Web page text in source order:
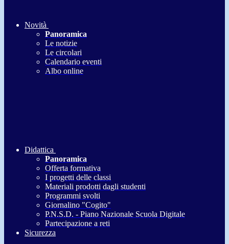
Novità
Panoramica
Le notizie
Le circolari
Calendario eventi
Albo online
Didattica
Panoramica
Offerta formativa
I progetti delle classi
Materiali prodotti dagli studenti
Programmi svolti
Giornalino "Cogito"
P.N.S.D. - Piano Nazionale Scuola Digitale
Partecipazione a reti
Sicurezza